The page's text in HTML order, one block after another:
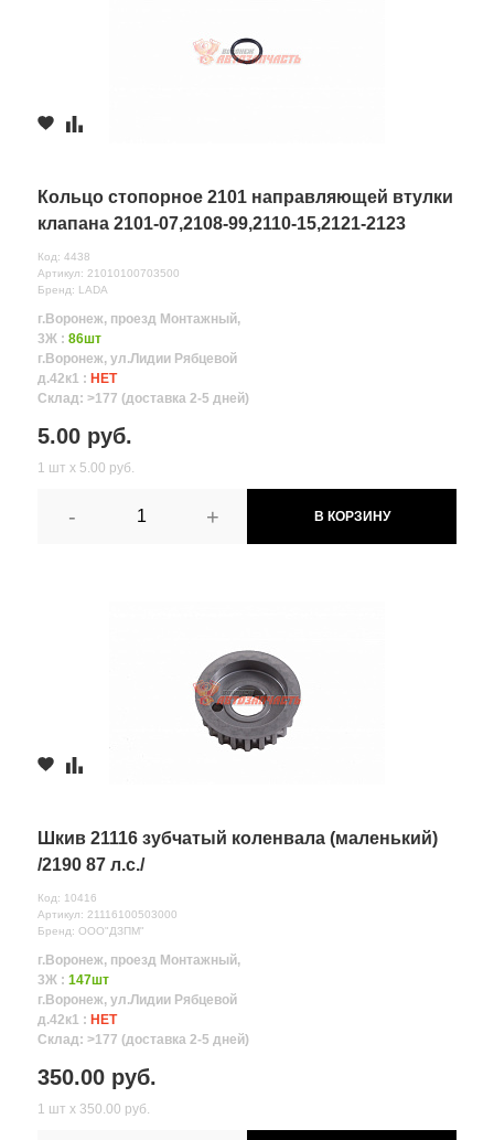
Кольцо стопорное 2101 направляющей втулки
клапана 2101-07,2108-99,2110-15,2121-2123
Код: 4438
Артикул: 21010100703500
Бренд: LADA
г.Воронеж, проезд Монтажный,
3Ж : 86шт
г.Воронеж, ул.Лидии Рябцевой
д.42к1 : НЕТ
Склад: >177 (доставка 2-5 дней)
5.00 руб.
1 шт х 5.00 руб.
- + В КОРЗИНУ
Шкив 21116 зубчатый коленвала (маленький)
/2190 87 л.с./
Код: 10416
Артикул: 21116100503000
Бренд: ООО"ДЗПМ"
г.Воронеж, проезд Монтажный,
3Ж : 147шт
г.Воронеж, ул.Лидии Рябцевой
д.42к1 : НЕТ
Склад: >177 (доставка 2-5 дней)
350.00 руб.
1 шт х 350.00 руб.